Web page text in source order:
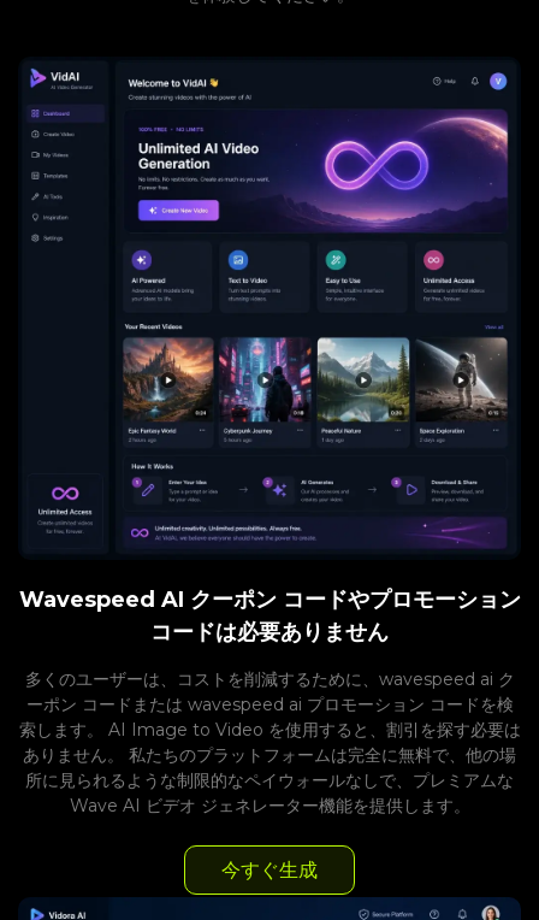
Wavespeed AI クーポン コードやプロモーション
コードは必要ありません
多くのユーザーは、コストを削減するために、wavespeed ai ク
ーポン コードまたは wavespeed ai プロモーション コードを検
索します。 AI Image to Video を使用すると、割引を探す必要は
ありません。 私たちのプラットフォームは完全に無料で、他の場
所に見られるような制限的なペイウォールなしで、プレミアムな
Wave AI ビデオ ジェネレーター機能を提供します。
今すぐ生成